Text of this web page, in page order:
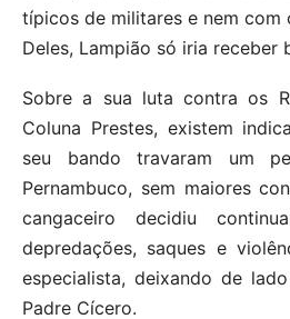
típicos de militares e nem com
Deles, Lampião só iria receber
Sobre a sua luta contra os
Coluna Prestes, existem
seu bando travaram um
Pernambuco, sem maiores
cangaceiro decidiu
depredações, saques e
especialista, deixando de
Padre Cícero.